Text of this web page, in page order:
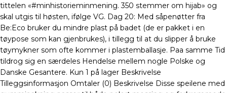
tittelen «#minhistorieminmening. 350 stemmer om hijab» og
skal utgis til høsten, ifølge VG. Dag 20: Med såpenøtter fra
Be:Eco bruker du mindre plast på badet (de er pakket i en
tøypose som kan gjenbrukes), i tillegg til at du slipper å bruke
tøymykner som ofte kommer i plastemballasje. Paa samme Tid
tildrog sig en særdeles Hendelse mellem nogle Polske og
Danske Gesantere. Kun 1 på lager Beskrivelse
Tilleggsinformasjon Omtaler (0) Beskrivelse Disse speilene med